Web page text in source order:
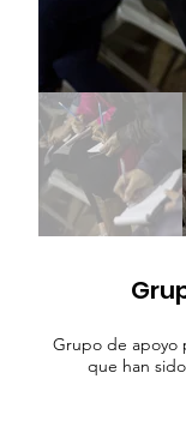
Grupo de apoyo
que han